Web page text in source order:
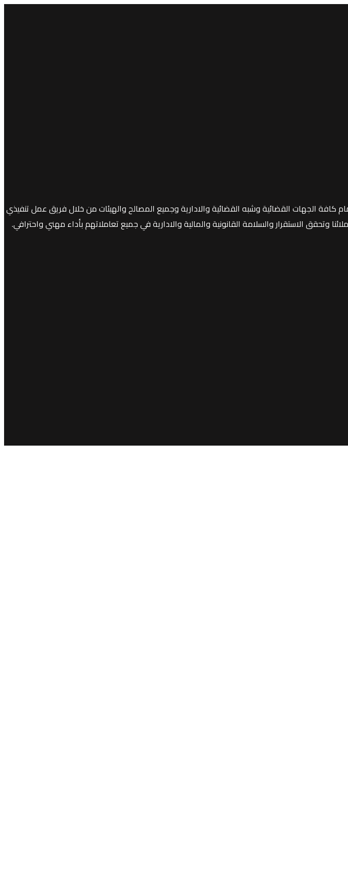
كافة الجهات القضائية وشبه القضائية والادارية وجميع المصالح والهيئات من خلال فريق عمل تنفيذي
الاستقرار والسلامة القانونية والمالية والادارية في جميع تعاملاتهم بأداء مهني واحترافي.